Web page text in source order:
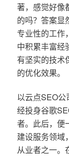
著，感觉好像
的吗？答案显
专业性的工作
中积累丰富经
有坚实的技术
的优化效果。
以云点SEO
经投身谷歌
者。此后，便
建设服务领域
从业者之一。